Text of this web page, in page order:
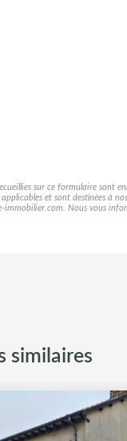
sur ce formulaire sont
applicables et sont destinées à
immobilier.com. Nous vous
similaires